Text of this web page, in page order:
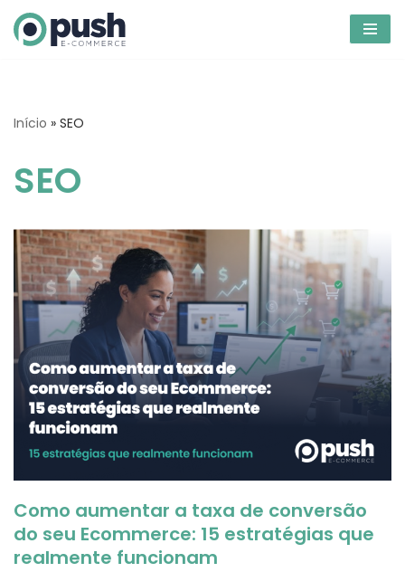
Pular
conteúdo
Início » SEO
SEO
Como aumentar a taxa de conversão
do seu Ecommerce: 15 estratégias que
realmente funcionam